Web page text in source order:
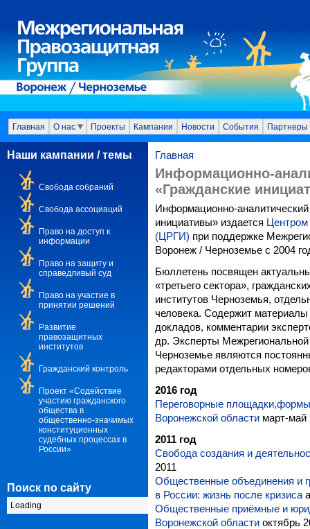
Главная О нас Проекты Кампании Новости События Партнеры
Наши кампании / темы
Свобода собраний
Свобода ассоциаций
Право на доступ к
информации
Право на защиту и
справедливый суд
Право на участие в
принятии решений
Развитие
правозащитных
институтов
Гражданский контроль
Проект «Содействие
участию гражданского
общества в
общественно-значимых
конституционных
судебных процессах в
России»
Поиск по сайту
Loading
Главная
Информационно-
«Гражданские
Информационно-
инициативы» издается Центром
(ЦРГИ) при поддержке
Воронеж / Черноземье с 2004
Бюллетень посвящен
«третьего сектора»,
институтов Черноземья,
человека. Содержит
докладов, комментарии
др. Эксперты
Черноземье являются
редакторами отдельных
2016 год
Переговорные площадки,формы
Воронежской области март-май
2011 год
Свобода создания и
2011
Общественные объединения и
в России: жизнь после кризиса
Общественные приёмные и
Воронежской области октябрь